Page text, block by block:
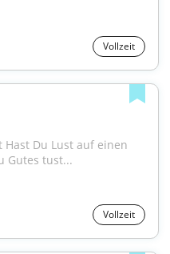
Vollzeit
Hast Du Lust auf einen
Gutes tust...
Vollzeit